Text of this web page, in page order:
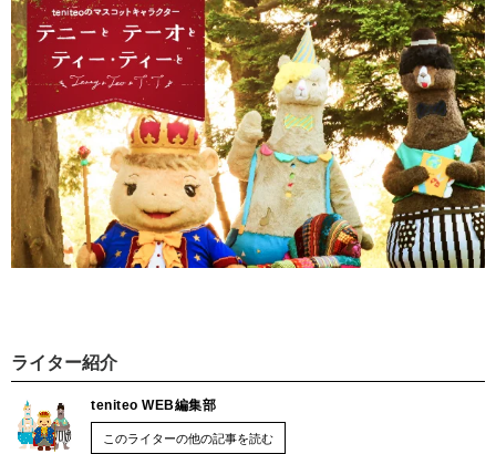
ライター紹介
teniteo WEB編集部
このライターの他の記事を読む